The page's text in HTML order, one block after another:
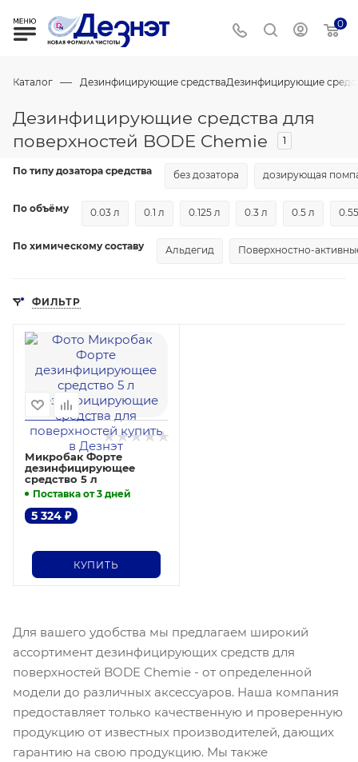
0
Каталог — Дезинфицирующие средстваДезинфицирующие
Дезинфицирующие средства для
поверхностей BODE Chemie
1
По типу дозатора средства без дозатора дозирующая
По объёму 0.03 л 0.1 л 0.125 л 0.3 л 0.5 л
По химическому составу Альдегид Поверхностно-
ФИЛЬТР
Микробак Форте
дезинфицирующее
средство 5 л
Поставка от 3 дней
5 324 ₽
КУПИТЬ
Для вашего удобства мы предлагаем широкий
ассортимент дезинфицирующих средств для
поверхностей BODE Chemie - от определенной
модели до различных аксессуаров. Наша компания
предоставляет только качественную и проверенную
продукцию от известных производителей, дающих
гарантию на свою продукцию. Мы также